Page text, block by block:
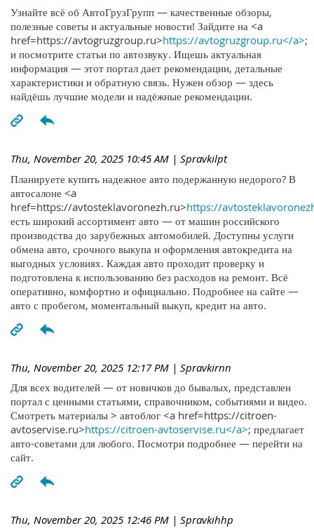
Узнайте всё об АвтоГрузГрупп — качественные обзоры,
полезные советы и актуальные новости! Зайдите на <a
href=https://avtogruzgroup.ru>https://avtogruzgroup.ru</a>;
и посмотрите статьи по автозвуку. Ищешь актуальная
информация — этот портал дает рекомендации, детальные
характеристики и обратную связь. Нужен обзор — здесь
найдёшь лучшие модели и надёжные рекомендации.
Thu, November 20, 2025 10:45 AM | Spravkilpt
Планируете купить надежное авто подержанную недорого? В
автосалоне <a
href=https://avtosteklavoronezh.ru>https://
есть широкий ассортимент авто — от машин российского
производства до зарубежных автомобилей. Доступны услуги
обмена авто, срочного выкупа и оформления автокредита на
выгодных условиях. Каждая авто проходит проверку и
подготовлена к использованию без расходов на ремонт. Всё
оперативно, комфортно и официально. Подробнее на сайте —
авто с пробегом, моментальный выкуп, кредит на авто.
Thu, November 20, 2025 12:17 PM | Spravkirnn
Для всех водителей — от новичков до бывалых, представлен
портал с ценными статьями, справочником, событиями и видео.
Смотреть материалы > автоблог <a href=https://citroen-
avtoservise.ru>https://citroen-avtoservise.ru</a>; предлагает
авто-советами для любого. Посмотри подробнее — перейти на
сайт.
Thu, November 20, 2025 12:46 PM | Spravkihhp